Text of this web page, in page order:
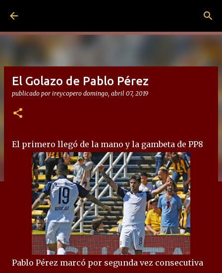
El Golazo de Pablo Pérez
publicado por ireycopero domingo, abril 07, 2019
El primero llegó de la mano y la gambeta de PP8
Pablo Pérez marcó por segunda vez consecutiva